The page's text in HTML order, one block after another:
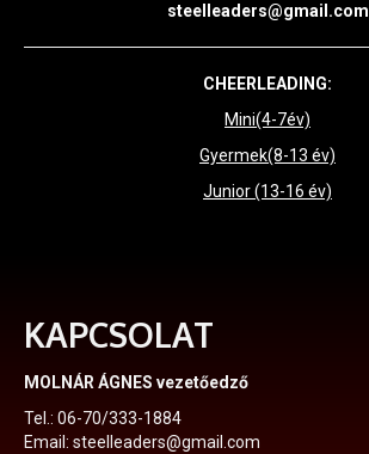
steelleaders@gmail.com
CHEERLEADING:
Mini(4-7év)
Gyermek(8-13 év)
Junior (13-16 év)
KAPCSOLAT
MOLNÁR ÁGNES vezetőedző
Tel.: 06-70/333-1884
Email: steelleaders@gmail.com